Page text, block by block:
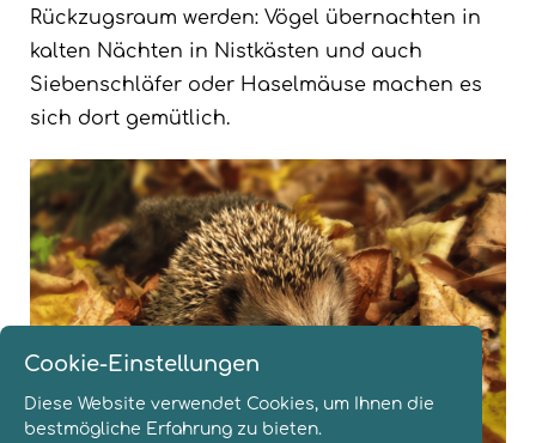
Rückzugsraum werden: Vögel übernachten in
kalten Nächten in Nistkästen und auch
Siebenschläfer oder Haselmäuse machen es
sich dort gemütlich.
Cookie-Einstellungen
Diese Website verwendet Cookies, um Ihnen die
bestmögliche Erfahrung zu bieten.